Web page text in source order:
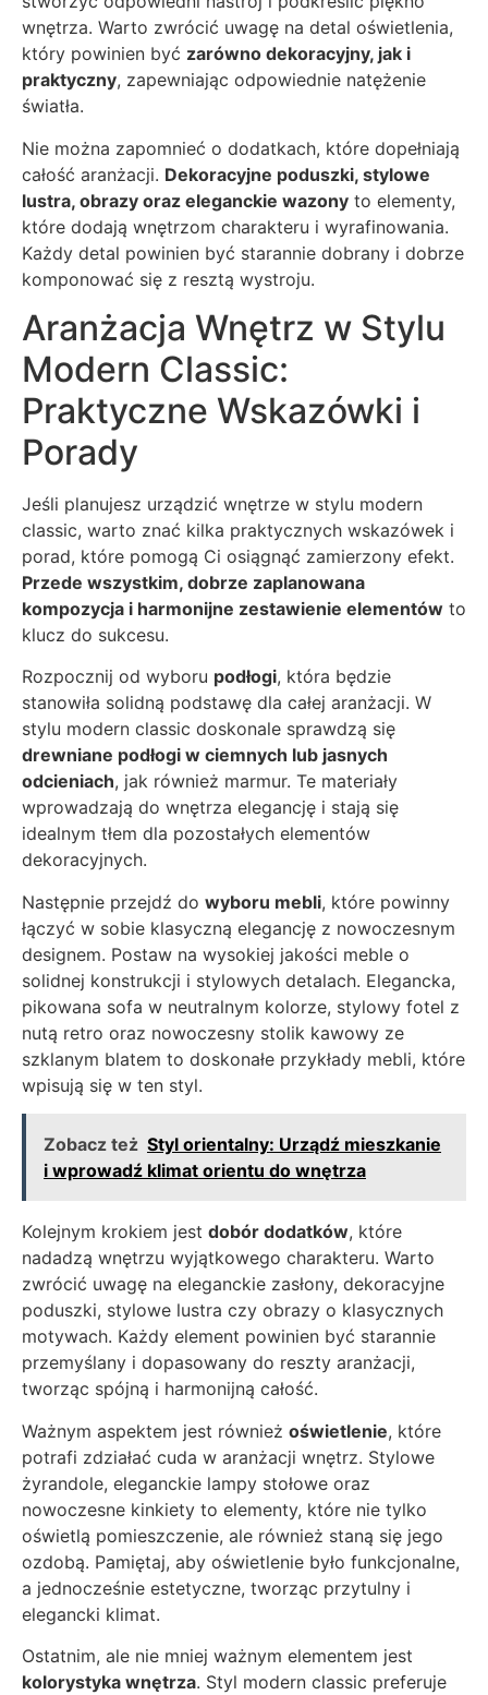
wnętrza. Warto zwrócić uwagę na detal oświetlenia,
który powinien być zarówno dekoracyjny, jak i
praktyczny, zapewniając odpowiednie natężenie
światła.
Nie można zapomnieć o dodatkach, które dopełniają
całość aranżacji. Dekoracyjne poduszki, stylowe
lustra, obrazy oraz eleganckie wazony to elementy,
które dodają wnętrzom charakteru i wyrafinowania.
Każdy detal powinien być starannie dobrany i dobrze
komponować się z resztą wystroju.
Aranżacja Wnętrz w Stylu
Modern Classic:
Praktyczne Wskazówki i
Porady
Jeśli planujesz urządzić wnętrze w stylu modern
classic, warto znać kilka praktycznych wskazówek i
porad, które pomogą Ci osiągnąć zamierzony efekt.
Przede wszystkim, dobrze zaplanowana
kompozycja i harmonijne zestawienie elementów to
klucz do sukcesu.
Rozpocznij od wyboru podłogi, która będzie
stanowiła solidną podstawę dla całej aranżacji. W
stylu modern classic doskonale sprawdzą się
drewniane podłogi w ciemnych lub jasnych
odcieniach, jak również marmur. Te materiały
wprowadzają do wnętrza elegancję i stają się
idealnym tłem dla pozostałych elementów
dekoracyjnych.
Następnie przejdź do wyboru mebli, które powinny
łączyć w sobie klasyczną elegancję z nowoczesnym
designem. Postaw na wysokiej jakości meble o
solidnej konstrukcji i stylowych detalach. Elegancka,
pikowana sofa w neutralnym kolorze, stylowy fotel z
nutą retro oraz nowoczesny stolik kawowy ze
szklanym blatem to doskonałe przykłady mebli, które
wpisują się w ten styl.
Zobacz też Styl orientalny: Urządź mieszkanie
i wprowadź klimat orientu do wnętrza
Kolejnym krokiem jest dobór dodatków, które
nadadzą wnętrzu wyjątkowego charakteru. Warto
zwrócić uwagę na eleganckie zasłony, dekoracyjne
poduszki, stylowe lustra czy obrazy o klasycznych
motywach. Każdy element powinien być starannie
przemyślany i dopasowany do reszty aranżacji,
tworząc spójną i harmonijną całość.
Ważnym aspektem jest również oświetlenie, które
potrafi zdziałać cuda w aranżacji wnętrz. Stylowe
żyrandole, eleganckie lampy stołowe oraz
nowoczesne kinkiety to elementy, które nie tylko
oświetlą pomieszczenie, ale również staną się jego
ozdobą. Pamiętaj, aby oświetlenie było funkcjonalne,
a jednocześnie estetyczne, tworząc przytulny i
elegancki klimat.
Ostatnim, ale nie mniej ważnym elementem jest
kolorystyka wnętrza. Styl modern classic preferuje